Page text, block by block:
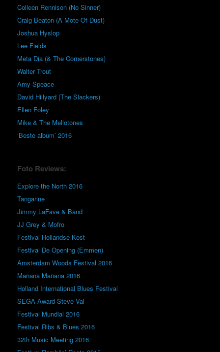
Colleen Rennison (No Sinner)
Craig Beaton (A Mote Of Dust)
Joshua Hyslop
Lee Fields
Meta Dia (& The Cornerstones)
Walter Trout
Amy Speace
David Hillyard (The Slackers)
Ellen Foley
Mike & The Mellotones
‘Beste album’ 2016
Foto Reviews:
Explore the North 2016
Tangarine
Jimmy LaFave & Band
JJ Grey & Mofro
Festival Hollandse Kost
Festival De Opening (Emmen)
Amsterdam Woods Festival 2016
Mañana Mañana 2016
Holland International Blues Festival
SEGA Award Steve Vai
Festival Mundial 2016
Festival Ribs & Blues 2016
32th Music Meeting 2016